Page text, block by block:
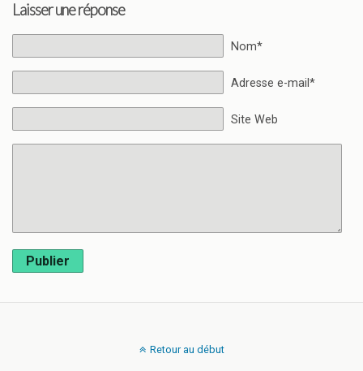
Laisser une réponse
Nom*
Adresse e-mail*
Site Web
Publier
Retour au début